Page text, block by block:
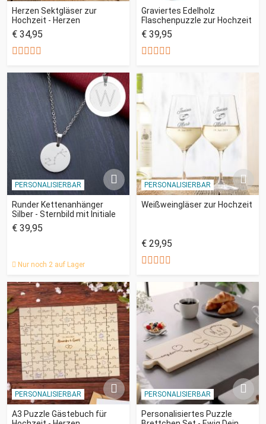
Herzen Sektgläser zur
Hochzeit - Herzen
€ 34,95
Graviertes Edelholz
Flaschenpuzzle zur Hochzeit
€ 39,95
PERSONALISIERBAR
Runder Kettenanhänger
Silber - Sternbild mit Initiale
€ 39,95
Nur noch 2 auf Lager
PERSONALISIERBAR
Weißweingläser zur Hochzeit
€ 29,95
PERSONALISIERBAR
A3 Puzzle Gästebuch für
PERSONALISIERBAR
Personalisiertes Puzzle